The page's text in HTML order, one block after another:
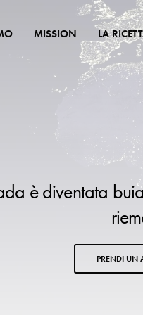
MISSION LA
è diventata
PRENDI UN